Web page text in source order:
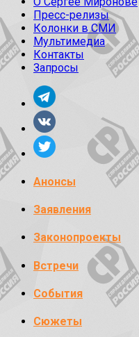
Пресс-релизы
Колонки в СМИ
Мультимедиа
Контакты
Запросы
Анонсы
Заявления
Законопроекты
Встречи
События
Сюжеты